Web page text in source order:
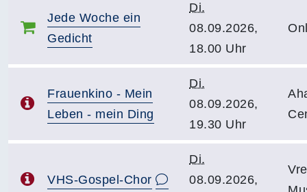
Jede Woche ein
Gedicht
Di.
08.09.2026,
18.00 Uhr
Frauenkino - Mein
Leben - mein Ding
Di.
08.09.2026,
19.30 Uhr
VHS-Gospel-Chor
Di.
08.09.2026,